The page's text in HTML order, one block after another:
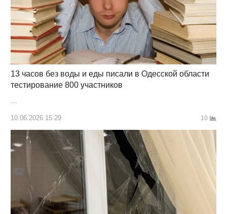
13 часов без воды и еды писали в Одесской области
тестирование 800 участников
…
10.06.2026 15:29 10